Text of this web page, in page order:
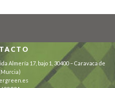
Almería 17, bajo 1, 30400 – Caravaca de